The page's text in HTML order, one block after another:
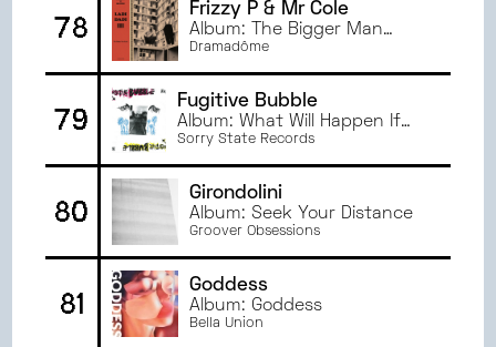
78
Frizzy P & Mr Cole
Album: The Bigger Man
Sank
Dramadôme
79
Fugitive Bubble
Album: What Will Happen If
We Stop?
Sorry State Records
80
Girondolini
Album: Seek Your Distance
Groover Obsessions
81
Goddess
Album: Goddess
Bella Union